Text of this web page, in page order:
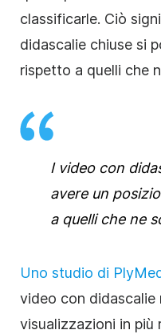
classificarle. Ciò
didascalie chiuse si
rispetto a quelli che
I video con
avere un
a quelli che ne
Uno studio di
video con didascalie
visualizzazioni in più